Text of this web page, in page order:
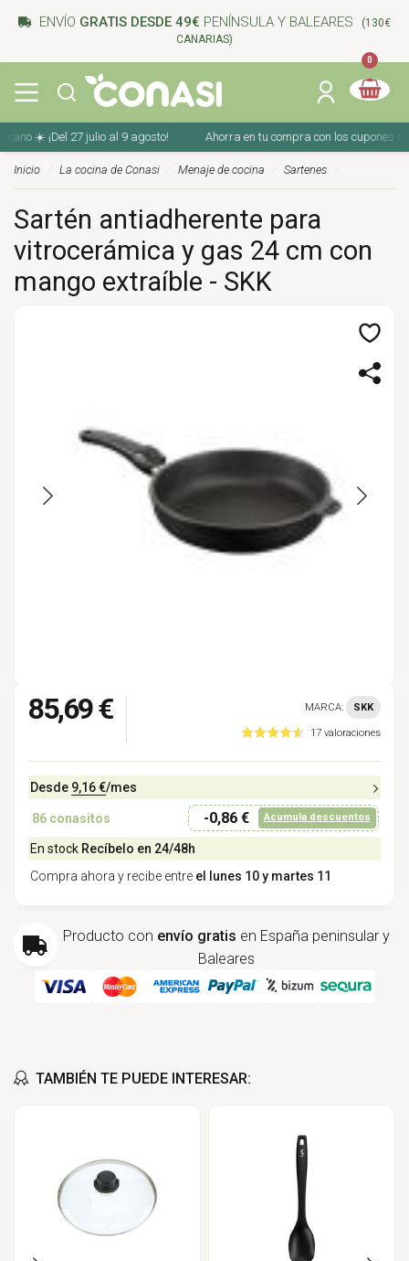
ENVÍO GRATIS DESDE 49€ PENÍNSULA Y BALEARES
(130€
CANARIAS)
0
¡Del 27 julio al 9 agosto! Ahorra en tu compra con los cupones de
Inicio La cocina de Conasi Menaje de cocina Sartenes
Sartén antiadherente para
vitrocerámica y gas 24 cm con
mango extraíble - SKK
85,69 € MARCA: SKK
17 valoraciones
Desde 9,16 €/mes
86 conasitos -0,86 € Acumula descuentos
En stock Recíbelo en 24/48h
Compra ahora y recibe entre el lunes 10 y martes 11
Producto con envío gratis en España peninsular y
Baleares
TAMBIÉN TE PUEDE INTERESAR: